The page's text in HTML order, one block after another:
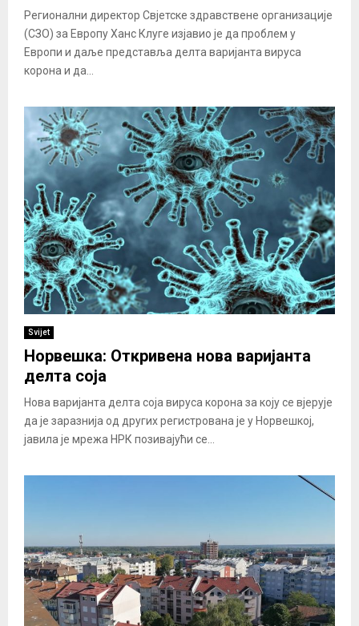
Регионални директор Свјетске здравствене организације
(СЗО) за Европу Ханс Клуге изјавио је да проблем у
Европи и даље представља делта варијанта вируса
корона и да...
Svijet
Норвешка: Откривена нова варијанта
делта соја
Нова варијанта делта соја вируса корона за коју се вјерује
да је заразнија од других регистрована је у Норвешкој,
јавила је мрежа НРК позивајући се...